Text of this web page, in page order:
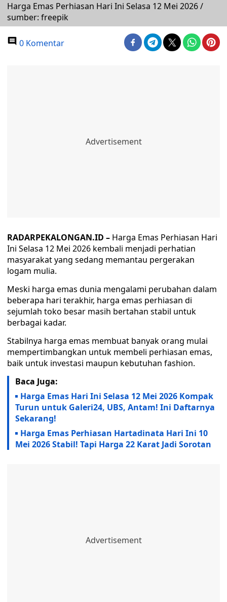
Harga Emas Perhiasan Hari Ini Selasa 12 Mei 2026 /
sumber: freepik
0 Komentar
RADARPEKALONGAN.ID – Harga Emas Perhiasan Hari
Ini Selasa 12 Mei 2026 kembali menjadi perhatian
masyarakat yang sedang memantau pergerakan
logam mulia.
Meski harga emas dunia mengalami perubahan dalam
beberapa hari terakhir, harga emas perhiasan di
sejumlah toko besar masih bertahan stabil untuk
berbagai kadar.
Stabilnya harga emas membuat banyak orang mulai
mempertimbangkan untuk membeli perhiasan emas,
baik untuk investasi maupun kebutuhan fashion.
Baca Juga:
Harga Emas Hari Ini Selasa 12 Mei 2026 Kompak
Turun untuk Galeri24, UBS, Antam! Ini Daftarnya
Sekarang!
Harga Emas Perhiasan Hartadinata Hari Ini 10
Mei 2026 Stabil! Tapi Harga 22 Karat Jadi Sorotan